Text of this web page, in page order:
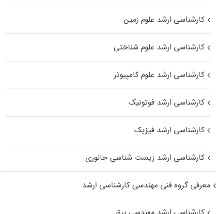
کارشناسی ارشد علوم زمین
کارشناسی ارشد علوم شناختی
کارشناسی ارشد علوم کامپیوتر
کارشناسی ارشد فوتونیک
کارشناسی ارشد فیزیک
کارشناسی ارشد زیست‌ شناسی جانوری
معرفی گروه فنی مهندسی کارشناسی ارشد